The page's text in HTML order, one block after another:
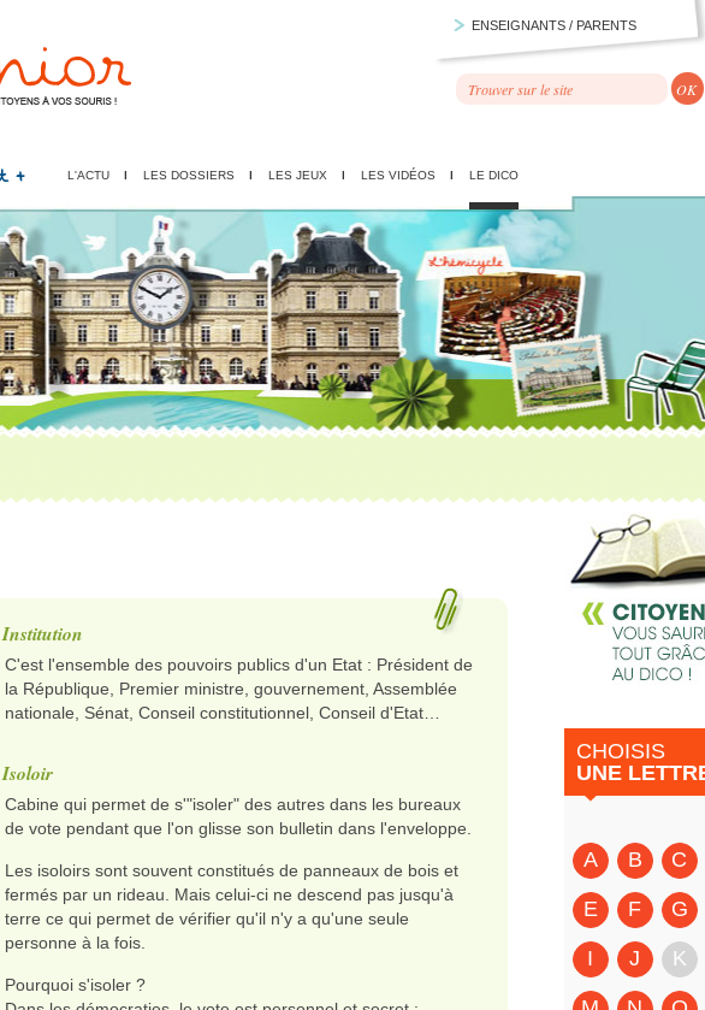
+ L'ACTU LES DOSSIERS LES JEUX LES VIDÉOS LE DICO
ENSEIGNANTS / PARENTS
Institution
C'est l'ensemble des pouvoirs publics d'un Etat : Président de
la République, Premier ministre, gouvernement, Assemblée
nationale, Sénat, Conseil constitutionnel, Conseil d'Etat…
Isoloir
Cabine qui permet de s'"isoler" des autres dans les bureaux
de vote pendant que l'on glisse son bulletin dans l'enveloppe.
Les isoloirs sont souvent constitués de panneaux de bois et
fermés par un rideau. Mais celui-ci ne descend pas jusqu'à
terre ce qui permet de vérifier qu'il n'y a qu'une seule
personne à la fois.
Pourquoi s'isoler ?
CHOISIS
UNE
A B C
E F G
I J K